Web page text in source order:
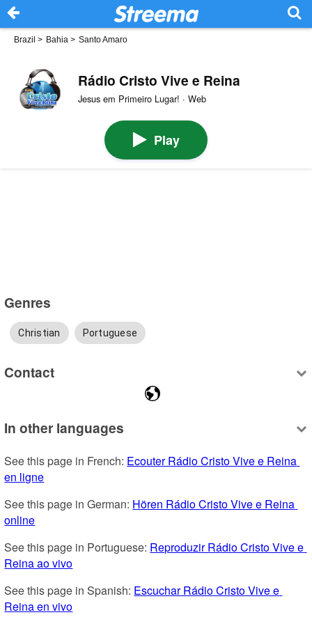
Brazil > Bahia > Santo Amaro
Rádio Cristo Vive e Reina
Jesus em Primeiro Lugar! · Web
Play
Genres
Christian Portuguese
Contact
In other languages
See this page in French: Ecouter Rádio Cristo Vive e Reina
en ligne
See this page in German: Hören Rádio Cristo Vive e Reina
online
See this page in Portuguese: Reproduzir Rádio Cristo Vive e
Reina ao vivo
See this page in Spanish: Escuchar Rádio Cristo Vive e
Reina en vivo